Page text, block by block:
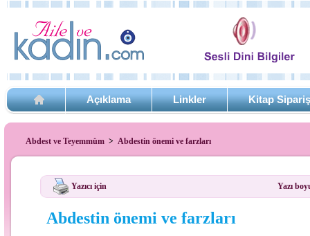
Açıklama Linkler Kitap
Abdest ve Teyemmüm > Abdestin önemi ve farzları
Yazıcı için Yazı
Abdestin önemi ve farzları